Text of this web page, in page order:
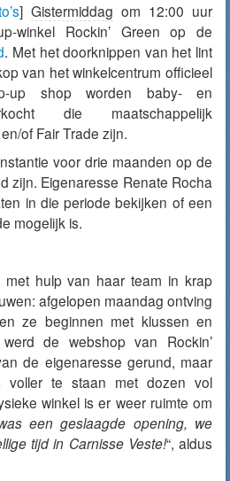
] Gistermiddag om 12:00 uur
winkel Rockin’ Green op de
. Met het doorknippen van het lint
van het winkelcentrum officieel
up shop worden baby- en
die maatschappelijk
of Fair Trade zijn.
voor drie maanden op de
zijn. Eigenaresse Renate Rocha
in die periode bekijken of een
mogelijk is.
met hulp van haar team in krap
afgelopen maandag ontving
ze beginnen met klussen en
werd de webshop van Rockin’
de eigenaresse gerund, maar
voller te staan met dozen vol
winkel is er weer ruimte om
een geslaagde opening, we
tijd in Carnisse Veste!“, aldus